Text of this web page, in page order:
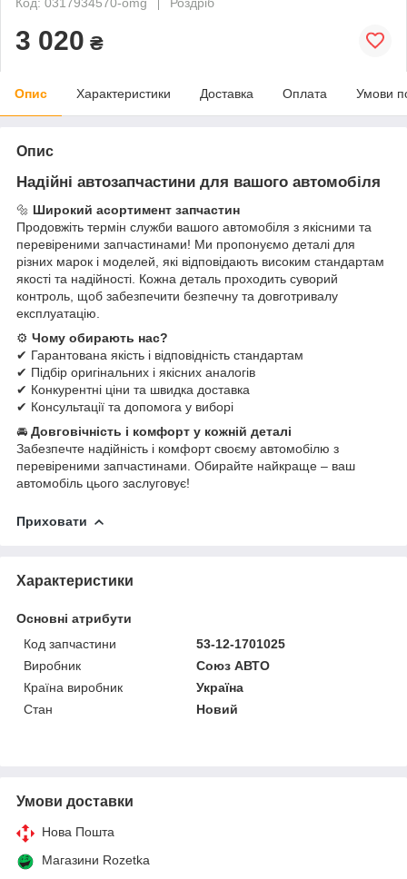
3 020 ₴
Опис Характеристики Доставка Оплата Умови
Опис
Надійні автозапчастини для вашого автомобіля
🔩 Широкий асортимент запчастин
Продовжіть термін служби вашого автомобіля з якісними та
перевіреними запчастинами! Ми пропонуємо деталі для
різних марок і моделей, які відповідають високим стандартам
якості та надійності. Кожна деталь проходить суворий
контроль, щоб забезпечити безпечну та довготривалу
експлуатацію.
⚙ Чому обирають нас?
✔ Гарантована якість і відповідність стандартам
✔ Підбір оригінальних і якісних аналогів
✔ Конкурентні ціни та швидка доставка
✔ Консультації та допомога у виборі
🚘 Довговічність і комфорт у кожній деталі
Забезпечте надійність і комфорт своєму автомобілю з
перевіреними запчастинами. Обирайте найкраще – ваш
автомобіль цього заслуговує!
Приховати
Характеристики
Основні атрибути
Код запчастини
53-12-1701025
Виробник
Союз АВТО
Країна виробник
Україна
Стан
Новий
Умови доставки
Нова Пошта
Магазини Rozetka